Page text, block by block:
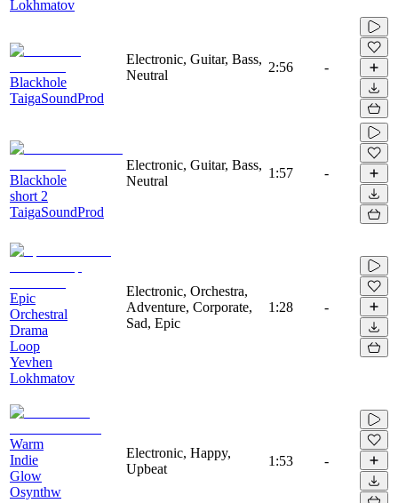
Lokhmatov
Blackhole
TaigaSoundProd
Electronic, Guitar, Bass,
Neutral
2:56 -
Blackhole
short 2
TaigaSoundProd
Electronic, Guitar, Bass,
Neutral
1:57 -
Epic
Orchestral
Drama
Loop
Yevhen
Lokhmatov
Electronic, Orchestra,
Adventure, Corporate,
Sad, Epic
1:28 -
Warm
Indie
Glow
Osynthw
Electronic, Happy,
Upbeat
1:53 -